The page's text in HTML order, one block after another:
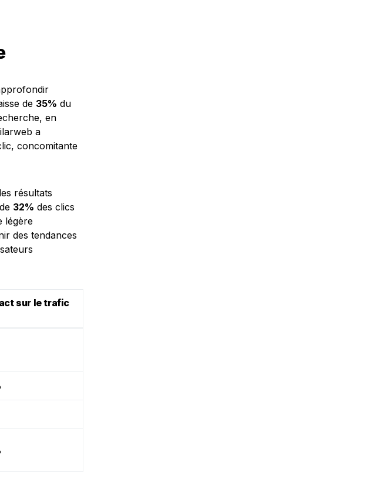
de 35% du
en
a
concomitante
résultats
32% des clics
légère
des tendances
sur le trafic